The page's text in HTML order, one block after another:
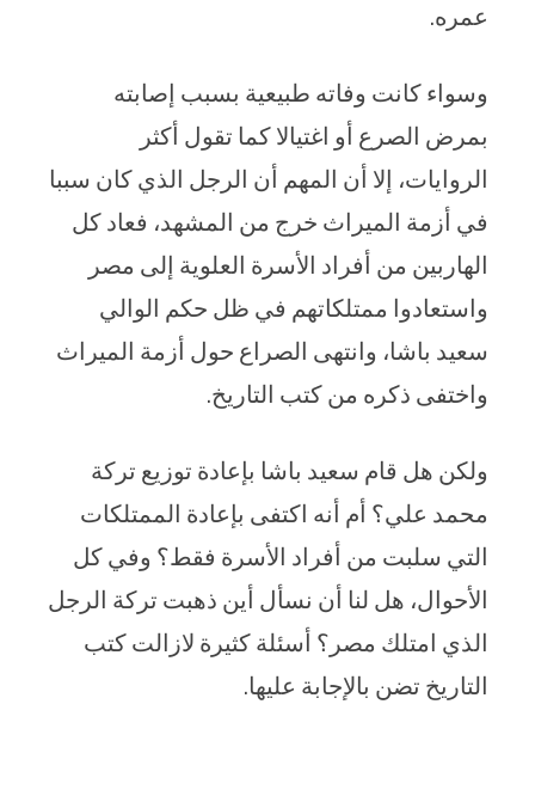
عمره.
وسواء كانت وفاته طبيعية بسبب إصابته
بمرض الصرع أو اغتيالا كما تقول أكثر
الروايات، إلا أن المهم أن الرجل الذي كان سببا
في أزمة الميراث خرج من المشهد، فعاد كل
الهاربين من أفراد الأسرة العلوية إلى مصر
واستعادوا ممتلكاتهم في ظل حكم الوالي
سعيد باشا، وانتهى الصراع حول أزمة الميراث
واختفى ذكره من كتب التاريخ.
ولكن هل قام سعيد باشا بإعادة توزيع تركة
محمد علي؟ أم أنه اكتفى بإعادة الممتلكات
التي سلبت من أفراد الأسرة فقط؟ وفي كل
الأحوال، هل لنا أن نسأل أين ذهبت تركة الرجل
الذي امتلك مصر؟ أسئلة كثيرة لازالت كتب
التاريخ تضن بالإجابة عليها.